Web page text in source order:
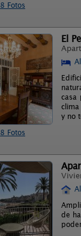
8 Fotos
8 Fotos
El
casa
y no
de